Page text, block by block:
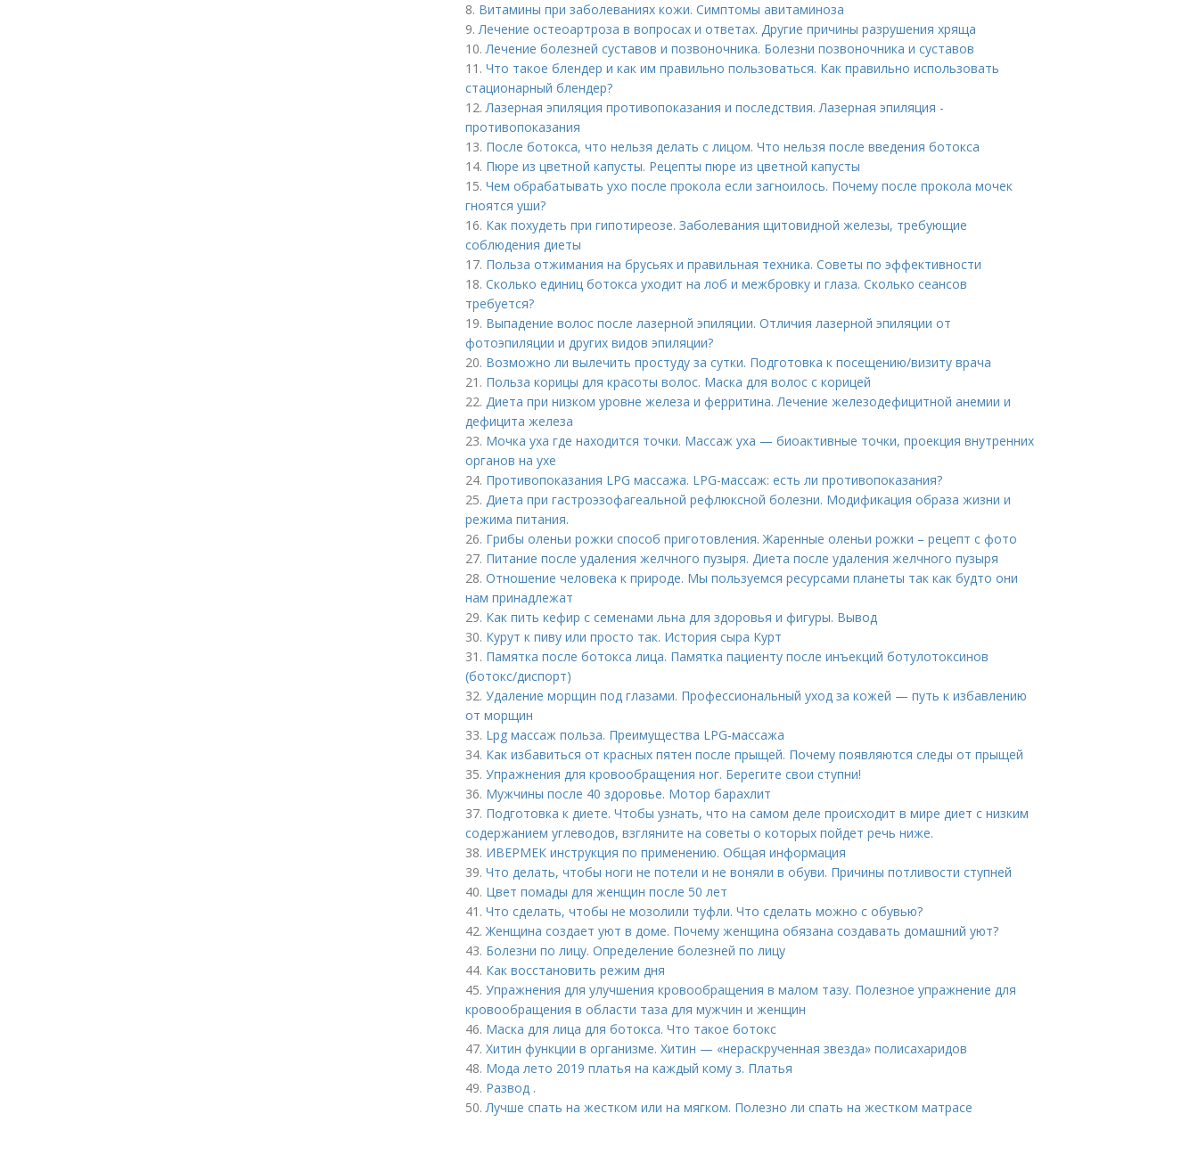
8. Витамины при заболеваниях кожи. Симптомы авитаминоза
9.Лечение остеоартроза в вопросах и ответах. Другие причины разрушения хряща
10.Лечение болезней суставов и позвоночника. Болезни позвоночника и суставов
11. Что такое блендер и как им правильно пользоваться. Как правильно использовать
стационарный блендер?
12.Лазерная эпиляция противопоказания и последствия. Лазерная эпиляция -
противопоказания
13. После ботокса, что нельзя делать с лицом. Что нельзя после введения ботокса
14. Пюре из цветной капусты. Рецепты пюре из цветной капусты
15. Чем обрабатывать ухо после прокола если загноилось. Почему после прокола мочек
гноятся уши?
16. Как похудеть при гипотиреозе. Заболевания щитовидной железы, требующие
соблюдения диеты
17. Польза отжимания на брусьях и правильная техника. Советы по эффективности
18. Сколько единиц ботокса уходит на лоб и межбровку и глаза. Сколько сеансов
требуется?
19. Выпадение волос после лазерной эпиляции. Отличия лазерной эпиляции от
фотоэпиляции и других видов эпиляции?
20. Возможно ли вылечить простуду за сутки. Подготовка к посещению/визиту врача
21. Польза корицы для красоты волос. Маска для волос с корицей
22. Диета при низком уровне железа и ферритина. Лечение железодефицитной анемии и
дефицита железа
23. Мочка уха где находится точки. Массаж уха — биоактивные точки, проекция внутренних
органов на ухе
24. Противопоказания LPG массажа. LPG-массаж: есть ли противопоказания?
25. Диета при гастроэзофагеальной рефлюксной болезни. Модификация образа жизни и
режима питания.
26. Грибы оленьи рожки способ приготовления. Жаренные оленьи рожки – рецепт с фото
27. Питание после удаления желчного пузыря. Диета после удаления желчного пузыря
28. Отношение человека к природе. Мы пользуемся ресурсами планеты так как будто они
нам принадлежат
29. Как пить кефир с семенами льна для здоровья и фигуры. Вывод
30. Курут к пиву или просто так. История сыра Курт
31. Памятка после ботокса лица. Памятка пациенту после инъекций ботулотоксинов
(ботокс/диспорт)
32. Удаление морщин под глазами. Профессиональный уход за кожей — путь к избавлению
от морщин
33. Lpg массаж польза. Преимущества LPG-массажа
34. Как избавиться от красных пятен после прыщей. Почему появляются следы от прыщей
35. Упражнения для кровообращения ног. Берегите свои ступни!
36. Мужчины после 40 здоровье. Мотор барахлит
37. Подготовка к диете. Чтобы узнать, что на самом деле происходит в мире диет с низким
содержанием углеводов, взгляните на советы о которых пойдет речь ниже.
38. ИВЕРМЕК инструкция по применению. Общая информация
39. Что делать, чтобы ноги не потели и не воняли в обуви. Причины потливости ступней
40. Цвет помады для женщин после 50 лет
41. Что сделать, чтобы не мозолили туфли. Что сделать можно с обувью?
42.Женщина создает уют в доме. Почему женщина обязана создавать домашний уют?
43. Болезни по лицу. Определение болезней по лицу
44. Как восстановить режим дня
45. Упражнения для улучшения кровообращения в малом тазу. Полезное упражнение для
кровообращения в области таза для мужчин и женщин
46. Маска для лица для ботокса. Что такое ботокс
47. Хитин функции в организме. Хитин — «нераскрученная звезда» полисахаридов
48. Мода лето 2019 платья на каждый кому з. Платья
49. Развод .
50.Лучше спать на жестком или на мягком. Полезно ли спать на жестком матрасе